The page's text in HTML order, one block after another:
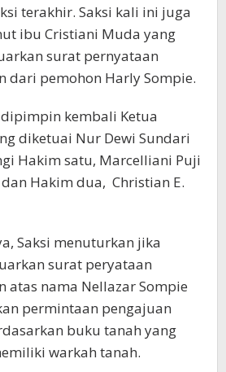
terakhir. Saksi kali ini juga
ibu Cristiani Muda yang
surat pernyataan
dari pemohon Harly Sompie.
kembali Ketua
diketuai Nur Dewi Sundari
Hakim satu, Marcelliani Puji
Hakim dua, Christian E.
Saksi menuturkan jika
surat peryataan
atas nama Nellazar Sompie
permintaan pengajuan
buku tanah yang
warkah tanah.